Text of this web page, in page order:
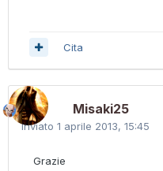
Cita
Misaki25
Inviato 1 aprile 2013, 15:45
Grazie